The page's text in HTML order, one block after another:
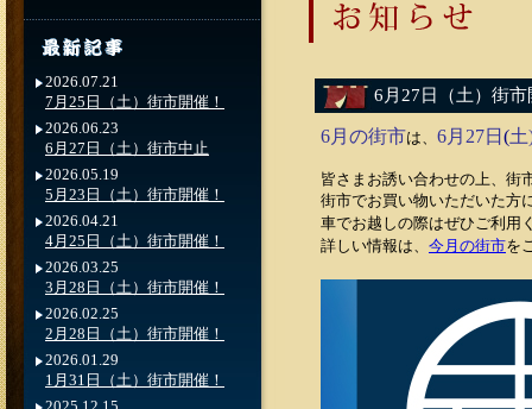
6月27日（土）街市
6月の街市は、 6月27日 (
皆さまお誘い合わせの上、街
街市でお買い物いただいた方
車でお越しの際はぜひご利用
詳しい情報は、 今月の街市を
2026.07.21
7月25日（土）街市開催！
2026.06.23
6月27日（土）街市中止
2026.05.19
5月23日（土）街市開催！
2026.04.21
4月25日（土）街市開催！
2026.03.25
3月28日（土）街市開催！
2026.02.25
2月28日（土）街市開催！
2026.01.29
1月31日（土）街市開催！